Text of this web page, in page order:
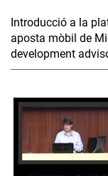
Introducció a la
aposta mòbil de
development